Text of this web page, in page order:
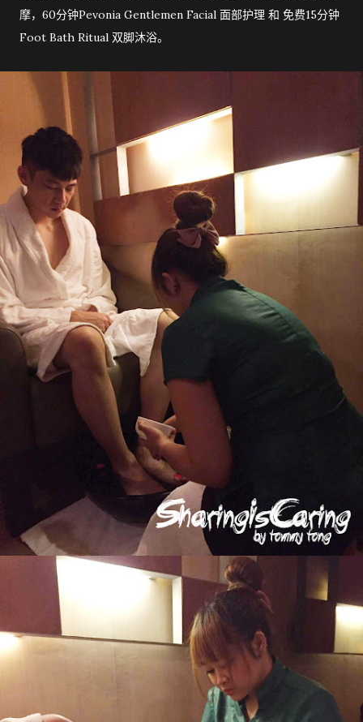
摩，60分钟Pevonia Gentlemen Facial 面部护理 和 免费15分钟
Foot Bath Ritual 双脚沐浴。